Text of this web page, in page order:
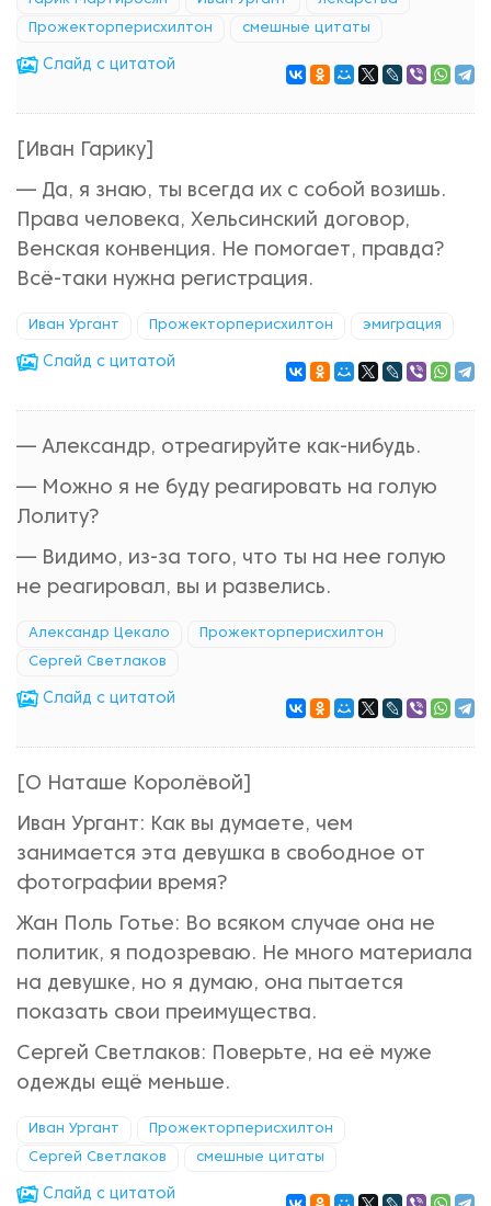
Прожекторперисхилтон смешные цитаты
Cлайд с цитатой
[Иван Гарику]
— Да, я знаю, ты всегда их с собой возишь.
Права человека, Хельсинский договор,
Венская конвенция. Не помогает, правда?
Всё-таки нужна регистрация.
Иван Ургант Прожекторперисхилтон эмиграция
Cлайд с цитатой
— Александр, отреагируйте как-нибудь.
— Можно я не буду реагировать на голую
Лолиту?
— Видимо, из-за того, что ты на нее голую
не реагировал, вы и развелись.
Александр Цекало Прожекторперисхилтон
Сергей Светлаков
Cлайд с цитатой
[О Наташе Королёвой]
Иван Ургант: Как вы думаете, чем
занимается эта девушка в свободное от
фотографии время?
Жан Поль Готье: Во всяком случае она не
политик, я подозреваю. Не много материала
на девушке, но я думаю, она пытается
показать свои преимущества.
Сергей Светлаков: Поверьте, на её муже
одежды ещё меньше.
Иван Ургант Прожекторперисхилтон
Сергей Светлаков смешные цитаты
Cлайд с цитатой